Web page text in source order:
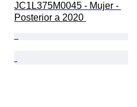
JC1L375M0045 - Mujer -
Posterior a 2020